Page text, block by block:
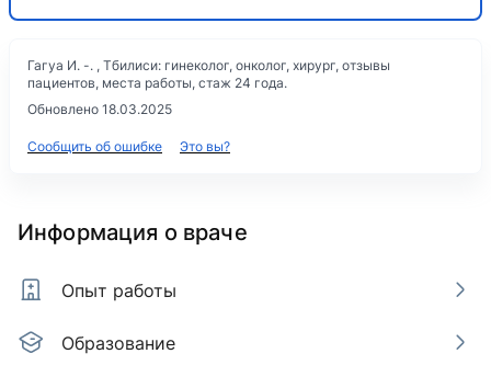
Гагуа И. -. , Тбилиси: гинеколог, онколог, хирург, отзывы
пациентов, места работы, стаж 24 года.
Обновлено 18.03.2025
Сообщить об ошибке Это вы?
Информация о враче
Опыт работы
Образование